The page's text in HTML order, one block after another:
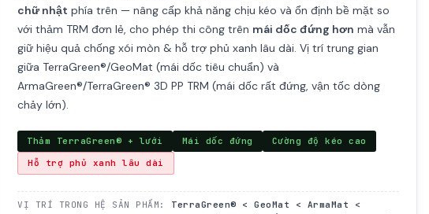
chữ nhật phía trên — nâng cấp khả năng chịu kéo và ổn định bề mặt so
với thảm TRM đơn lẻ, cho phép thi công trên mái dốc đứng hơn mà vẫn
giữ hiệu quả chống xói mòn & hỗ trợ phủ xanh lâu dài. Vị trí trung gian
giữa TerraGreen®/GeoMat (mái dốc tiêu chuẩn) và
ArmaGreen®/TerraGreen® 3D PP TRM (mái dốc rất đứng, vận tốc dòng
chảy lớn).
Thảm TerraGreen® + lưới Mái dốc đứng
Cường độ kéo cao
Hỗ trợ phủ xanh lâu dài
VỊ TRÍ TRONG HỆ SẢN PHẨM: TerraGreen® < GeoMat < ArmaMat <